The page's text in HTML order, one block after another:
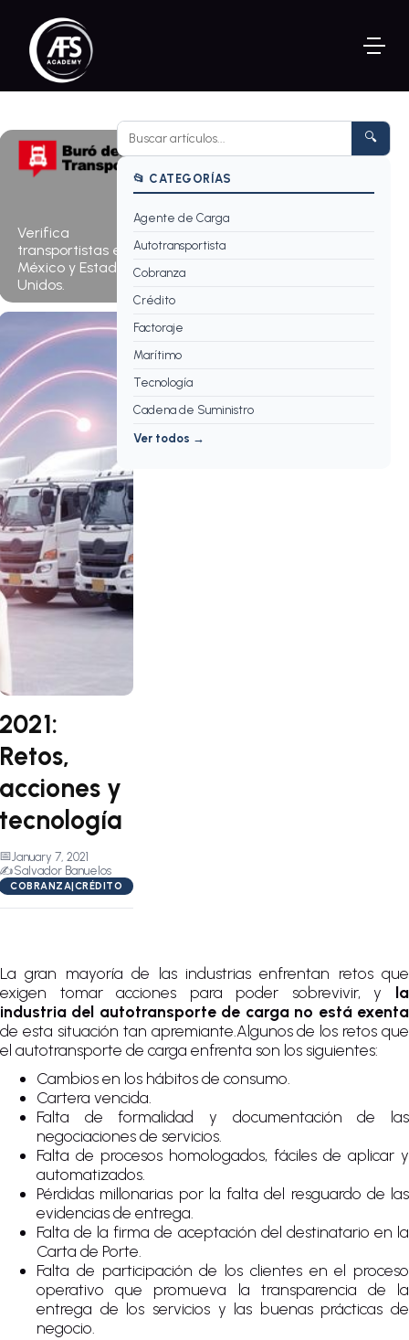
📅January 7, 2021
✍️Salvador Banuelos
COBRANZA|CRÉDITO
Verifica
transportistas en
México y Estados
Unidos.
2021:
Retos,
acciones y
tecnología
🔍
📂 CATEGORÍAS
Agente de Carga
Autotransportista
Cobranza
Crédito
Factoraje
Marítimo
Tecnología
Cadena de Suministro
Ver todos →
La gran mayoría de las industrias enfrentan retos que
exigen tomar acciones para poder sobrevivir, y la
industria del autotransporte de carga no está exenta
de esta situación tan apremiante.Algunos de los retos que
el autotransporte de carga enfrenta son los siguientes:
Cambios en los hábitos de consumo.
Cartera vencida.
Falta de formalidad y documentación de las
negociaciones de servicios.
Falta de procesos homologados, fáciles de aplicar y
automatizados.
Pérdidas millonarias por la falta del resguardo de las
evidencias de entrega.
Falta de la firma de aceptación del destinatario en la
Carta de Porte.
Falta de participación de los clientes en el proceso
operativo que promueva la transparencia de la
entrega de los servicios y las buenas prácticas de
negocio.